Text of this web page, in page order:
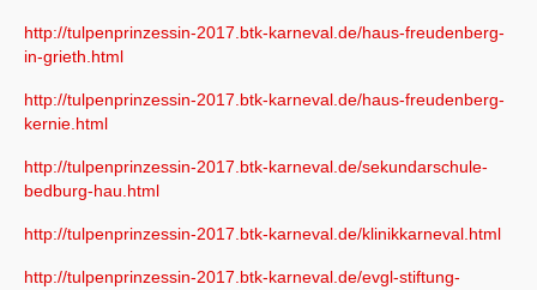
http://tulpenprinzessin-2017.btk-karneval.de/haus-freudenberg-
in-grieth.html
http://tulpenprinzessin-2017.btk-karneval.de/haus-freudenberg-
kernie.html
http://tulpenprinzessin-2017.btk-karneval.de/sekundarschule-
bedburg-hau.html
http://tulpenprinzessin-2017.btk-karneval.de/klinikkarneval.html
http://tulpenprinzessin-2017.btk-karneval.de/evgl-stiftung-